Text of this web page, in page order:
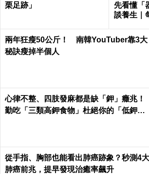
栗足跡」
先看懂「
談養生｜
兩年狂瘦50公斤！ 南韓YouTuber靠3大
秘訣瘦掉半個人
心律不整、四肢發麻都是缺「鉀」癥兆！
勤吃「三類高鉀食物」杜絕你的「低鉀」
從手指、胸部也能看出肺癌跡象？秒測4大
肺癌前兆，提早發現治癒率飆升